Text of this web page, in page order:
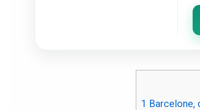
1 Barcelone,